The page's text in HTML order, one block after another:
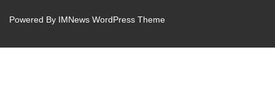
Powered By IMNews WordPress Theme